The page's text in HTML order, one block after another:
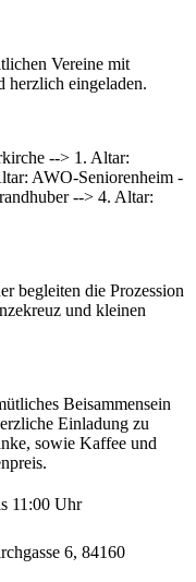
Vereine mit
herzlich eingeladen.
--> 1. Altar:
AWO-Seniorenheim -
--> 4. Altar:
begleiten die Prozession
und kleinen
Beisammensein
Einladung zu
sowie Kaffee und
11:00 Uhr
6, 84160